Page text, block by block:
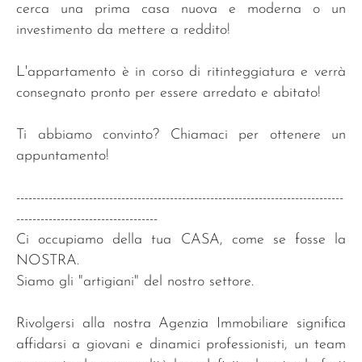
cerca una prima casa nuova e moderna o un
investimento da mettere a reddito!
L'appartamento è in corso di ritinteggiatura e verrà
consegnato pronto per essere arredato e abitato!
Ti abbiamo convinto? Chiamaci per ottenere un
appuntamento!
---------------------------------------------------------------------------------
-----------------------------------
Ci occupiamo della tua CASA, come se fosse la
NOSTRA.
Siamo gli "artigiani" del nostro settore.
Rivolgersi alla nostra Agenzia Immobiliare significa
affidarsi a giovani e dinamici professionisti, un team